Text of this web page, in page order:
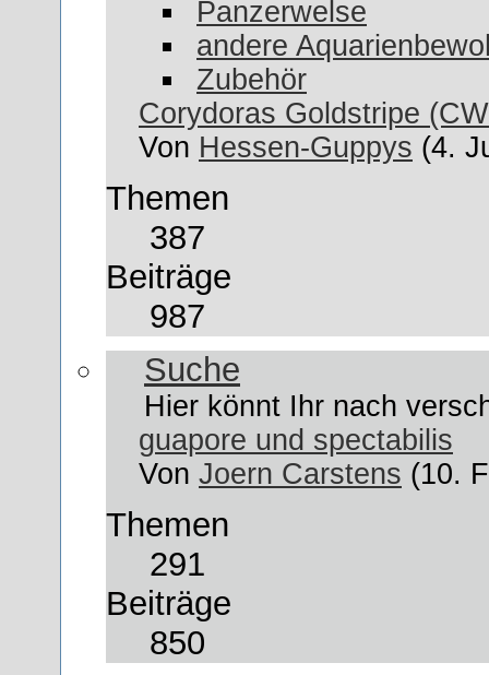
Panzerwelse
andere
Zubehör
Corydoras Goldstripe
Von Hessen-Guppys (4.
Themen
387
Beiträge
987
Suche
Hier könnt Ihr nach
guapore und spectabilis
Von Joern Carstens (10.
Themen
291
Beiträge
850